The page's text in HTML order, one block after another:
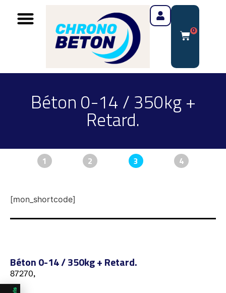
0
Béton 0-14 / 350kg +
Retard.
1 2 3 4
[mon_shortcode]
Béton 0-14 / 350kg + Retard.
87270,